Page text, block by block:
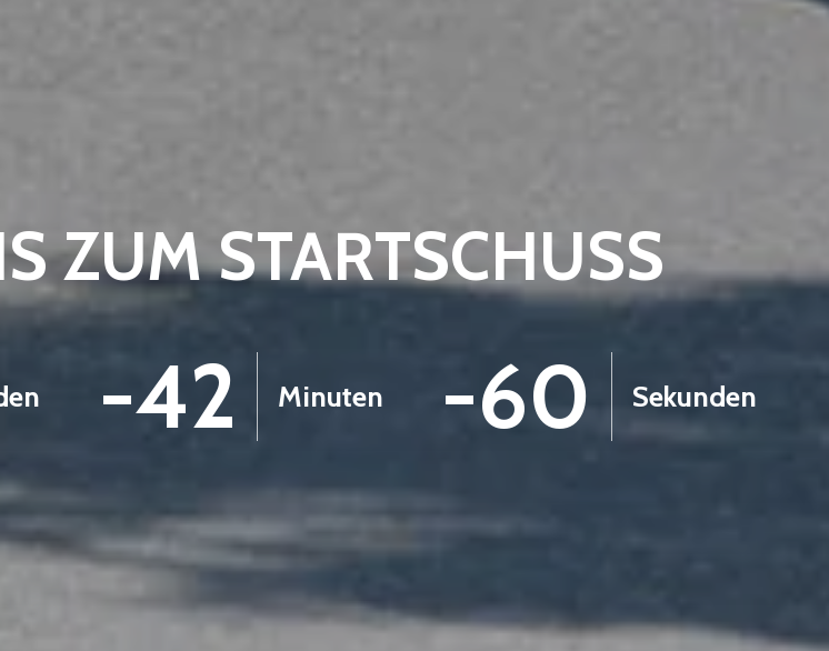
ZUM STARTSCHUSS
-43 Minuten -1 Sekunden